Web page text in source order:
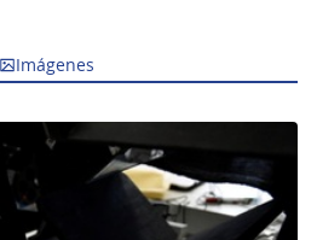
Imágenes